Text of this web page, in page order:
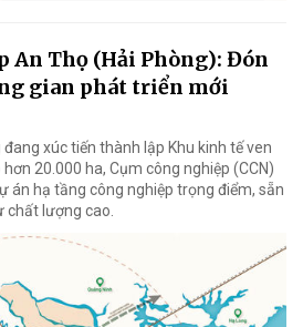
An Thọ (Hải Phòng): Đón
gian phát triển mới
xúc tiến thành lập Khu kinh tế ven
20.000 ha, Cụm công nghiệp (CCN)
án hạ tầng công nghiệp trọng điểm, sẵn
chất lượng cao.